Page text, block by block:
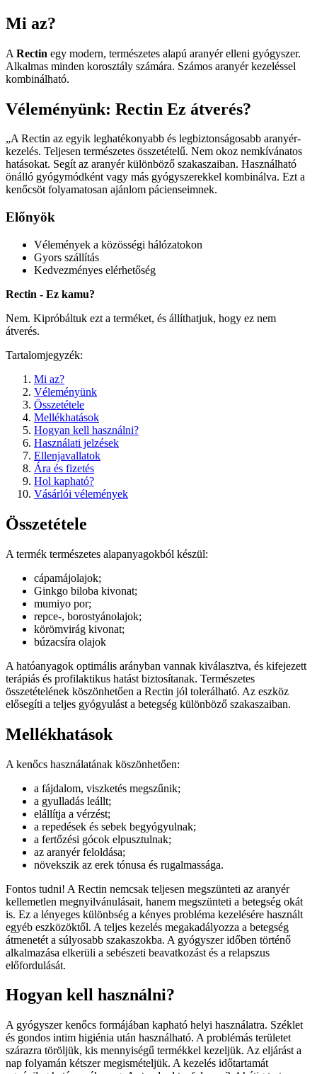
Mi az?
A Rectin egy modern, természetes alapú aranyér elleni gyógyszer.
Alkalmas minden korosztály számára. Számos aranyér kezeléssel
kombinálható.
Véleményünk: Rectin Ez átverés?
„A Rectin az egyik leghatékonyabb és legbiztonságosabb aranyér-
kezelés. Teljesen természetes összetételű. Nem okoz nemkívánatos
hatásokat. Segít az aranyér különböző szakaszaiban. Használható
önálló gyógymódként vagy más gyógyszerekkel kombinálva. Ezt a
kenőcsöt folyamatosan ajánlom pácienseimnek.
Előnyök
Vélemények a közösségi hálózatokon
Gyors szállítás
Kedvezményes elérhetőség
Rectin - Ez kamu?
Nem. Kipróbáltuk ezt a terméket, és állíthatjuk, hogy ez nem
átverés.
Tartalomjegyzék:
Mi az?
Véleményünk
Összetétele
Mellékhatások
Hogyan kell használni?
Használati jelzések
Ellenjavallatok
Ára és fizetés
Hol kapható?
Vásárlói vélemények
Összetétele
A termék természetes alapanyagokból készül:
cápamájolajok;
Ginkgo biloba kivonat;
mumiyo por;
repce-, borostyánolajok;
körömvirág kivonat;
búzacsíra olajok
A hatóanyagok optimális arányban vannak kiválasztva, és kifejezett
terápiás és profilaktikus hatást biztosítanak. Természetes
összetételének köszönhetően a Rectin jól tolerálható. Az eszköz
elősegíti a teljes gyógyulást a betegség különböző szakaszaiban.
Mellékhatások
A kenőcs használatának köszönhetően:
a fájdalom, viszketés megszűnik;
a gyulladás leállt;
elállítja a vérzést;
a repedések és sebek begyógyulnak;
a fertőzési gócok elpusztulnak;
az aranyér feloldása;
növekszik az erek tónusa és rugalmassága.
Fontos tudni! A Rectin nemcsak teljesen megszünteti az aranyér
kellemetlen megnyilvánulásait, hanem megszünteti a betegség okát
is. Ez a lényeges különbség a kényes probléma kezelésére használt
egyéb eszközöktől. A teljes kezelés megakadályozza a betegség
átmenetét a súlyosabb szakaszokba. A gyógyszer időben történő
alkalmazása elkerüli a sebészeti beavatkozást és a relapszus
előfordulását.
Hogyan kell használni?
A gyógyszer kenőcs formájában kapható helyi használatra. Széklet
és gondos intim higiénia után használható. A problémás területet
szárazra töröljük, kis mennyiségű termékkel kezeljük. Az eljárást a
nap folyamán kétszer megismételjük. A kezelés időtartamát